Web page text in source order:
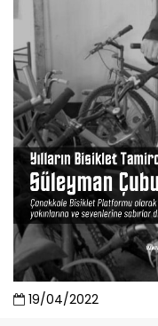
19/04/2022